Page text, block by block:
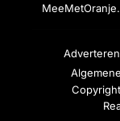
Adverteren